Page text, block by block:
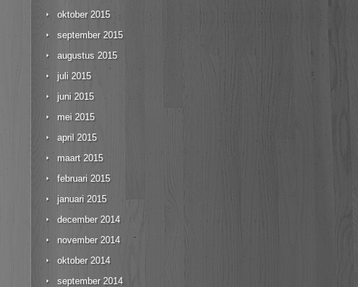
oktober 2015
september 2015
augustus 2015
juli 2015
juni 2015
mei 2015
april 2015
maart 2015
februari 2015
januari 2015
december 2014
november 2014
oktober 2014
september 2014